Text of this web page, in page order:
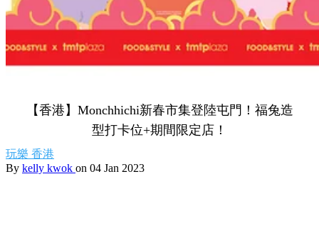
【香港】Monchhichi新春市集登陸屯門！福兔造
型打卡位+期間限定店！
玩樂 香港
By kelly kwok on 04 Jan 2023